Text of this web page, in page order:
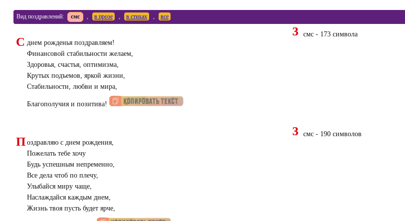
Вид поздравлений: смс , в прозе , в стихах , все
С днем рожденья поздравляем!
Финансовой стабильности желаем,
Здоровья, счастья, оптимизма,
Крутых подъемов, яркой жизни,
Стабильности, любви и мира,
Благополучия и позитива!
3 смс - 173 символа
П оздравляю с днем рождения,
Пожелать тебе хочу
Будь успешным непременно,
Все дела чтоб по плечу,
Улыбайся миру чаще,
Наслаждайся каждым днем,
Жизнь твоя пусть будет ярче,
3 смс - 190 символов